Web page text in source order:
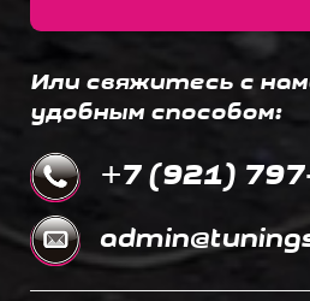
Или свяжитесь с
удобным способом:
+7 (921)